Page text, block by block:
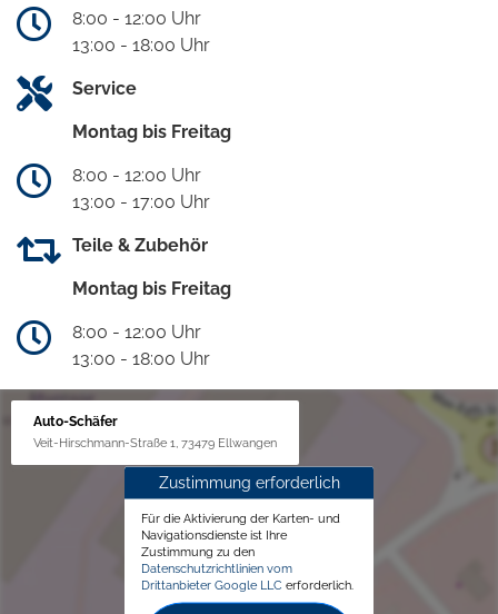
8:00 - 12:00 Uhr
13:00 - 18:00 Uhr
Service
Montag bis Freitag
8:00 - 12:00 Uhr
13:00 - 17:00 Uhr
Teile & Zubehör
Montag bis Freitag
8:00 - 12:00 Uhr
13:00 - 18:00 Uhr
Auto-Schäfer
Veit-Hirschmann-Straße 1, 73479 Ellwangen
Zustimmung erforderlich
Für die Aktivierung der Karten- und
Navigationsdienste ist Ihre
Zustimmung zu den
Datenschutzrichtlinien vom
Drittanbieter Google LLC erforderlich.